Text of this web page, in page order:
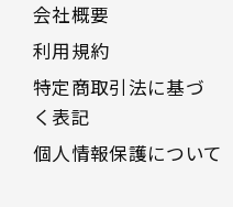
会社概要
利用規約
特定商取引法に基づ
く表記
個人情報保護について